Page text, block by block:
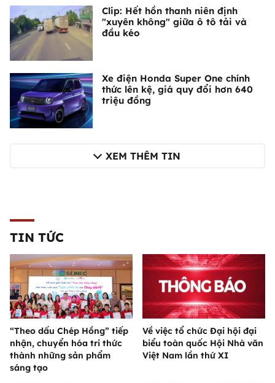
Clip: Hết hồn thanh niên định
"xuyên không" giữa ô tô tải và
đầu kéo
Xe điện Honda Super One chính
thức lên kệ, giá quy đổi hơn 640
triệu đồng
XEM THÊM TIN
TIN TỨC
“Theo dấu Chép Hồng” tiếp
nhận, chuyển hóa tri thức
thành những sản phẩm
sáng tạo
Về việc tổ chức Đại hội đại
biểu toàn quốc Hội Nhà văn
Việt Nam lần thứ XI